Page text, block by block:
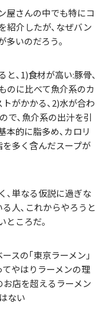
屋さんの中でも特にコ
紹介したが､なぜバン
多いのだろう｡
と､1)食材が高い:豚骨､
のに比べて魚介系のカ
がかかる､2)水が合わ
で､魚介系の出汁を引
本的に脂多め､カロリ
多く含んだスープが
､単なる仮説に過ぎな
人､これからやろうと
ところだ｡
スの｢東京ラーメン｣
やはりラーメンの理
店を超えるラーメン
ない